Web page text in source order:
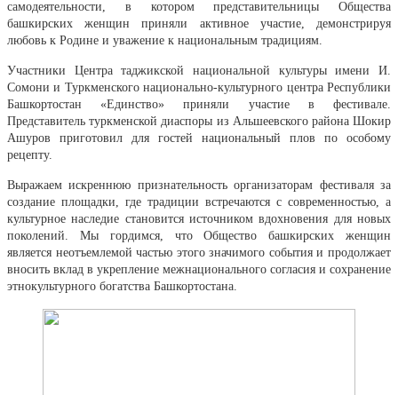
самодеятельности, в котором представительницы Общества
башкирских женщин приняли активное участие, демонстрируя
любовь к Родине и уважение к национальным традициям.
Участники Центра таджикской национальной культуры имени И.
Сомони и Туркменского национально-культурного центра Республики
Башкортостан «Единство» приняли участие в фестивале.
Представитель туркменской диаспоры из Альшеевского района Шокир
Ашуров приготовил для гостей национальный плов по особому
рецепту.
Выражаем искреннюю признательность организаторам фестиваля за
создание площадки, где традиции встречаются с современностью, а
культурное наследие становится источником вдохновения для новых
поколений. Мы гордимся, что Общество башкирских женщин
является неотъемлемой частью этого значимого события и продолжает
вносить вклад в укрепление межнационального согласия и сохранение
этнокультурного богатства Башкортостана.